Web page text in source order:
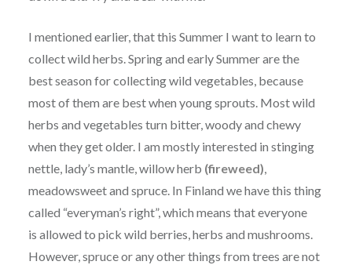
I mentioned earlier, that this Summer I want to learn to
collect wild herbs. Spring and early Summer are the
best season for collecting wild vegetables, because
most of them are best when young sprouts. Most wild
herbs and vegetables turn bitter, woody and chewy
when they get older. I am mostly interested in stinging
nettle, lady’s mantle, willow herb (fireweed),
meadowsweet and spruce. In Finland we have this thing
called “everyman’s right”, which means that everyone
is allowed to pick wild berries, herbs and mushrooms.
However, spruce or any other things from trees are not